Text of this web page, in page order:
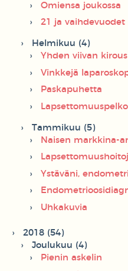
Omiensa joukossa
21 ja vaihdevuodet
Helmikuu (4)
Yhden viivan kirous
Vinkkejä
Paskapuhetta
Lapsettomuuspelko
Tammikuu (5)
Naisen markkina-
Ystäväni,
Uhkakuvia
2018 (54)
Joulukuu (4)
Pienin askelin